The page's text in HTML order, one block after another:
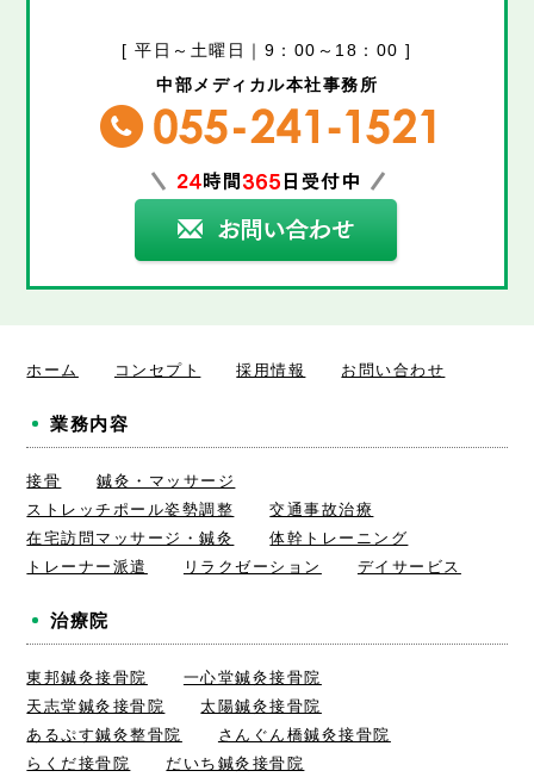
[ 平日～土曜日｜9：00～18：00 ]
中部メディカル本社事務所
ホーム コンセプト 採用情報 お問い合わせ
業務内容
接骨
鍼灸・マッサージ
ストレッチポール姿勢調整
交通事故治療
在宅訪問マッサージ・鍼灸
体幹トレーニング
トレーナー派遣
リラクゼーション デイサービス
治療院
東邦鍼灸接骨院
一心堂鍼灸接骨院
天志堂鍼灸接骨院
太陽鍼灸接骨院
あるぷす鍼灸整骨院
さんぐん橋鍼灸接骨院
らくだ接骨院
だいち鍼灸接骨院